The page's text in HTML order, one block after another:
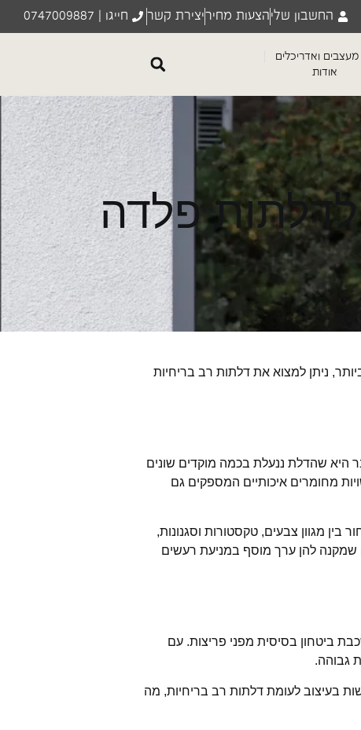
החשבון שליהצעות מחיריצירת קשר חייגו | 0747009887
מעצבים ואדריכלים
אודות
לדלתות פלדה
ניתן למצוא את דלתות רב בריחיות
היא שהדלת ננעלת בכמה מוקדים שונים
מחומרים איכותיים המספקים גם
מגוון צבעים, טקסטורות וסגנונות,
שמקנה להן ערך מוסף במניעת רעשים
ביטחון בסיסית מפני פריצות. עם
גבוהה.
בעיצוב לעומת דלתות רב בריחיות, מה